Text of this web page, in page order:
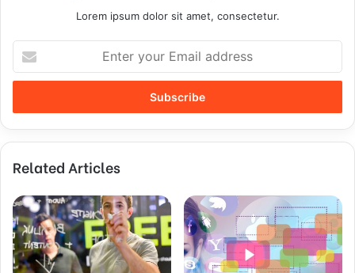
Lorem ipsum dolor sit amet, consectetur.
t
r
y
u
E
m
a
i
l
Related Articles